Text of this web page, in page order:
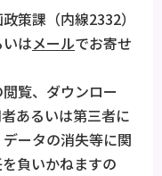
策課（内線2332）
はメールでお寄せ
覧、ダウンロー
あるいは第三者に
ータの消失等に関
負いかねますの